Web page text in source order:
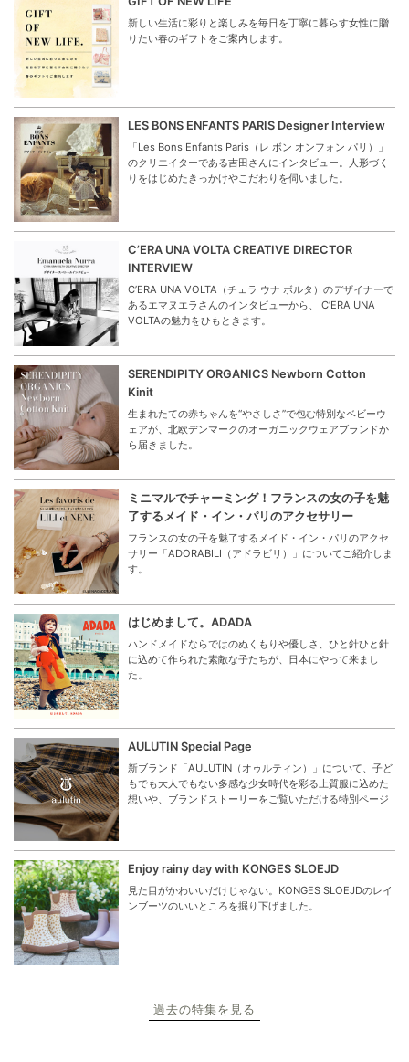
新しい生活に彩りと楽しみを毎日を丁寧に暮らす女性に贈
りたい春のギフトをご案内します。
LES BONS ENFANTS PARIS Designer Interview
「Les Bons Enfants Paris（レ ボン オンフォン パリ）」
のクリエイターである吉田さんにインタビュー。人形づく
りをはじめたきっかけやこだわりを伺いました。
C’ERA UNA VOLTA CREATIVE DIRECTOR
INTERVIEW
C’ERA UNA VOLTA（チェラ ウナ ボルタ）のデザイナーで
あるエマヌエラさんのインタビューから、 C’ERA UNA
VOLTAの魅力をひもときます。
SERENDIPITY ORGANICS Newborn Cotton
Kinit
生まれたての赤ちゃんを“やさしさ”で包む特別なベビーウ
ェアが、北欧デンマークのオーガニックウェアブランドか
ら届きました。
ミニマルでチャーミング！フランスの女の子を魅
了するメイド・イン・パリのアクセサリー
フランスの女の子を魅了するメイド・イン・パリのアクセ
サリー「ADORABILI（アドラビリ）」についてご紹介しま
す。
はじめまして。ADADA
ハンドメイドならではのぬくもりや優しさ、ひと針ひと針
に込めて作られた素敵な子たちが、日本にやって来まし
た。
AULUTIN Special Page
新ブランド「AULUTIN（オゥルティン）」について、子ど
もでも大人でもない多感な少女時代を彩る上質服に込めた
想いや、ブランドストーリーをご覧いただける特別ページ
Enjoy rainy day with KONGES SLOEJD
見た目がかわいいだけじゃない。KONGES SLOEJDのレイ
ンブーツのいいところを掘り下げました。
過去の特集を見る